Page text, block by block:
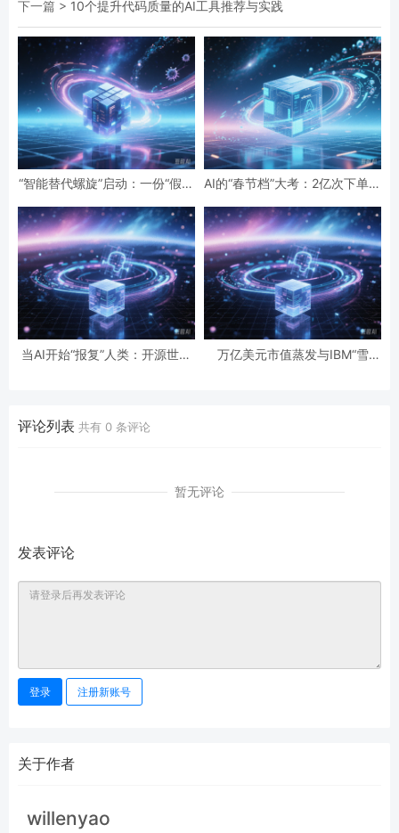
下一篇 > 10个提升代码质量的AI工具推荐与实践
“智能替代螺旋”启动：一份“假设
经济通缩
AI的“春节档”大考：2亿次下单与
数据红利与隐忧
当AI开始“报复”人类：开源世界
万亿美元市值蒸发与IBM“雪
评论列表 共有 0 条评论
暂无评论
发表评论
登录 注册新账号
关于作者
willenyao